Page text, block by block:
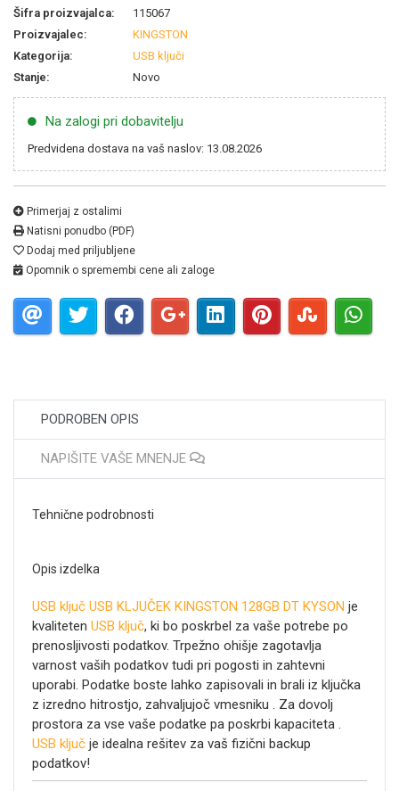
Šifra proizvajalca:
115067
Proizvajalec:
KINGSTON
Kategorija:
USB ključi
Stanje:
Novo
Na zalogi pri dobavitelju
Predvidena dostava na vaš naslov: 13.08.2026
Primerjaj z ostalimi
Natisni ponudbo (PDF)
Dodaj med priljubljene
Opomnik o spremembi cene ali zaloge
PODROBEN OPIS
NAPIŠITE VAŠE MNENJE
Tehnične podrobnosti
Opis izdelka
USB ključ USB KLJUČEK KINGSTON 128GB DT KYSON je
kvaliteten USB ključ, ki bo poskrbel za vaše potrebe po
prenosljivosti podatkov. Trpežno ohišje zagotavlja
varnost vaših podatkov tudi pri pogosti in zahtevni
uporabi. Podatke boste lahko zapisovali in brali iz ključka
z izredno hitrostjo, zahvaljujoč vmesniku . Za dovolj
prostora za vse vaše podatke pa poskrbi kapaciteta .
USB ključ je idealna rešitev za vaš fizični backup
podatkov!